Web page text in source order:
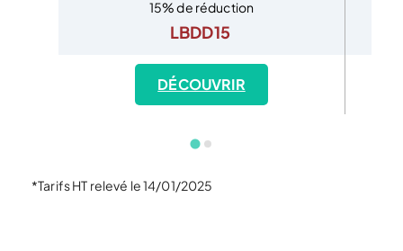
15% de réduction
LBDD15
DÉCOUVRIR
*Tarifs HT relevé le 14/01/2025